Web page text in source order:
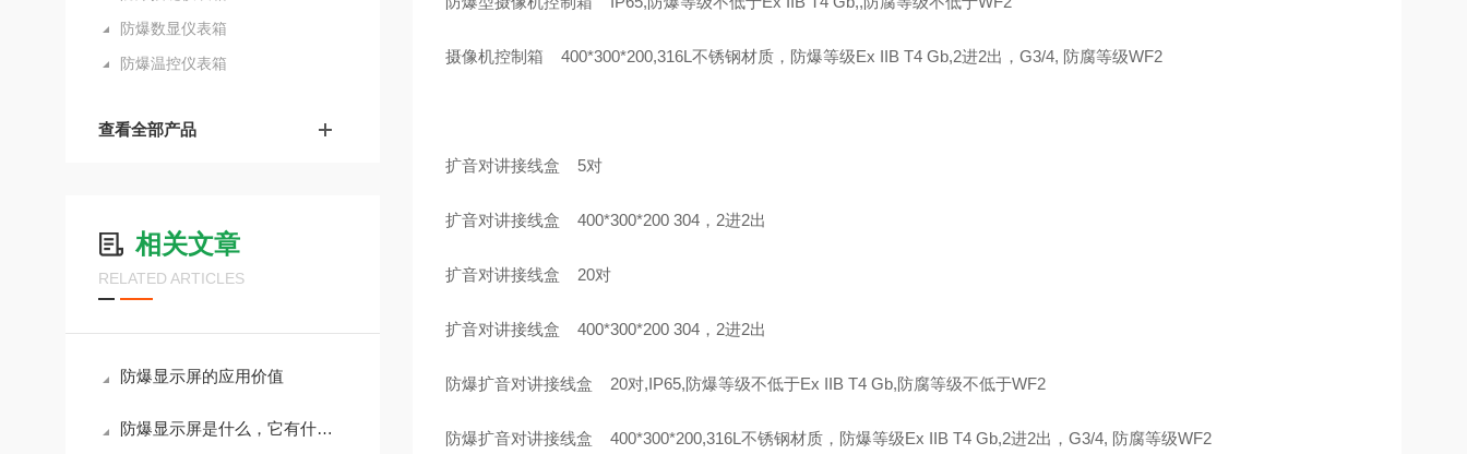
防爆数显仪表箱
防爆温控仪表箱
查看全部产品
相关文章
RELATED ARTICLES
防爆显示屏的应用价值
防爆显示屏是什么，它有什么用
摄像机控制箱 400*300*200,316L不锈钢材质，防爆等级Ex IIB T4 Gb,2进2出，G3/4, 防腐等级WF2
扩音对讲接线盒 5对
扩音对讲接线盒 400*300*200 304，2进2出
扩音对讲接线盒 20对
扩音对讲接线盒 400*300*200 304，2进2出
防爆扩音对讲接线盒 20对,IP65,防爆等级不低于Ex IIB T4 Gb,防腐等级不低于WF2
防爆扩音对讲接线盒 400*300*200,316L不锈钢材质，防爆等级Ex IIB T4 Gb,2进2出，G3/4, 防腐等级WF2